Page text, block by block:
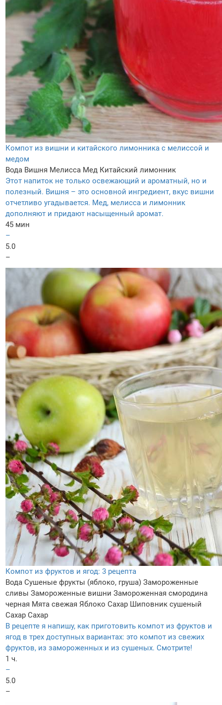
Компот из вишни и китайского лимонника с мелиссой и
медом
Вода Вишня Мелисса Мед Китайский лимонник
Этот напиток не только освежающий и ароматный, но и
полезный. Вишня – это основной ингредиент, вкус вишни
отчетливо угадывается. Мед, мелисса и лимонник
дополняют и придают насыщенный аромат.
45 мин
–
5.0
–
Компот из фруктов и ягод: 3 рецепта
Вода Сушеные фрукты (яблоко, груша) Замороженные
сливы Замороженные вишни Замороженная смородина
черная Мята свежая Яблоко Сахар Шиповник сушеный
Сахар Сахар
В рецепте я напишу, как приготовить компот из фруктов и
ягод в трех доступных вариантах: это компот из свежих
фруктов, из замороженных и из сушеных. Смотрите!
1 ч.
–
5.0
–